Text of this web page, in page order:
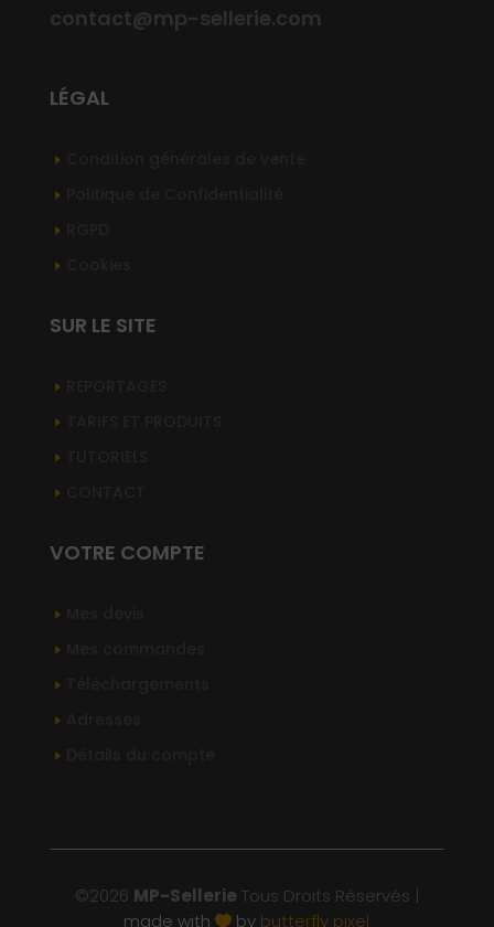
contact@mp-sellerie.com
LÉGAL
SUR LE SITE
VOTRE COMPTE
©2026 MP-Sellerie Tous Droits Réservés |
made with
by butterfly pixel